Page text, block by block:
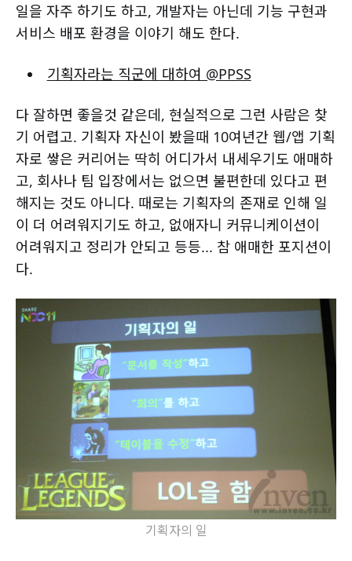
일을 자주 하기도 하고, 개발자는 아닌데 기능 구현과
서비스 배포 환경을 이야기 해도 한다.
기획자라는 직군에 대하여 @PPSS
다 잘하면 좋을것 같은데, 현실적으로 그런 사람은 찾
기 어렵고. 기획자 자신이 봤을때 10여년간 웹/앱 기획
자로 쌓은 커리어는 딱히 어디가서 내세우기도 애매하
고, 회사나 팀 입장에서는 없으면 불편한데 있다고 편
해지는 것도 아니다. 때로는 기획자의 존재로 인해 일
이 더 어려워지기도 하고, 없애자니 커뮤니케이션이
어려워지고 정리가 안되고 등등... 참 애매한 포지션이
다.
기획자의 일